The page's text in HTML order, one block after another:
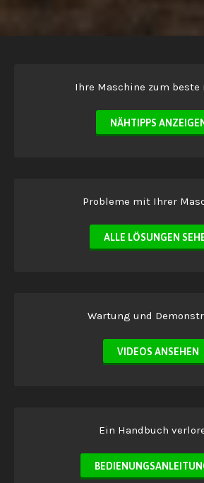
Ihre Maschine zum beste
NÄHTIPPS
Probleme mit Ihrer
ALLE LÖSUNGEN
Wartung und
VIDEOS ANSEHEN
Ein Handbuch